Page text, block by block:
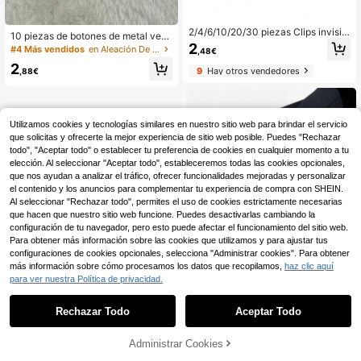
10 piezas de botones de metal verd
e antiguo, adecuados para abrigos,
inistros de costura, duraderos y resi
#4 Más vendidos en Aleación De Zinc Botones
2 ,88€
2/4/6/10/20/30 piezas Clips invisibl
es para pantalones, usados para ac
ortar las patas de los pantalones, ev
itar que se arrastren, dispositivo de
cierre de pierna sin costuras oculto,
evitar que los pantalones se arrastr
en por el piso, adecuado para jeans
y pantalones, impermeable, portátil,
duradero
2 ,48€
9Hay otros vendedores
20 piezas de botones de aleación d
e metal hueco, adecuados para cos
2,90€
0
Utilizamos cookies y tecnologías similares en nuestro sitio web para brindar el servicio
que solicitas y ofrecerte la mejor experiencia de sitio web posible. Puedes "Rechazar
todo", "Aceptar todo" o establecer tu preferencia de cookies en cualquier momento a tu
elección. Al seleccionar "Aceptar todo", estableceremos todas las cookies opcionales,
que nos ayudan a analizar el tráfico, ofrecer funcionalidades mejoradas y personalizar
el contenido y los anuncios para complementar tu experiencia de compra con SHEIN.
Al seleccionar "Rechazar todo", permites el uso de cookies estrictamente necesarias
que hacen que nuestro sitio web funcione. Puedes desactivarlas cambiando la
configuración de tu navegador, pero esto puede afectar el funcionamiento del sitio web.
Para obtener más información sobre las cookies que utilizamos y para ajustar tus
configuraciones de cookies opcionales, selecciona "Administrar cookies". Para obtener
más información sobre cómo procesamos los datos que recopilamos, haz clic aquí
para ver nuestra Política de privacidad.
Rechazar Todo Aceptar Todo
Administrar Cookies